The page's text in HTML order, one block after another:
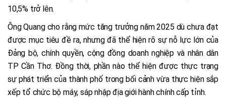
10,5% trở lên.
Ông Quang cho rằng mức tăng trưởng năm 2025 dù chưa đạt
được mục tiêu đề ra, nhưng đã thể hiện rõ sự nỗ lực lớn của
Đảng bộ, chính quyền, cộng đồng doanh nghiệp và nhân dân
TP Cần Thơ. Đồng thời, phần nào thể hiện được thực trạng
sự phát triển của thành phố trong bối cảnh vừa thực hiện sắp
xếp tổ chức bộ máy, sáp nhập địa giới hành chính cấp tỉnh.